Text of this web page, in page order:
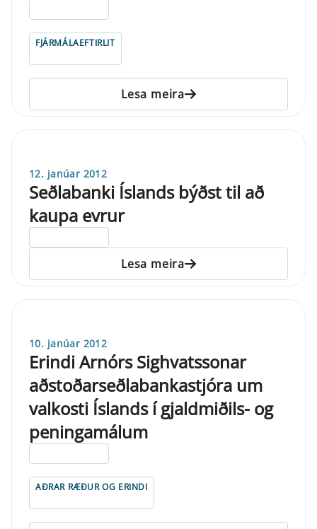
FJÁRMÁLAEFTIRLIT
Lesa meira
12. janúar 2012
Seðlabanki Íslands býðst til að
kaupa evrur
Lesa meira
10. janúar 2012
Erindi Arnórs Sighvatssonar
aðstoðarseðlabankastjóra um
valkosti Íslands í gjaldmiðils- og
peningamálum
AÐRAR RÆÐUR OG ERINDI